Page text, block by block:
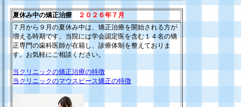
夏休み中の矯正治療
２０２６年７月
７月から９月の夏休み中は、矯正治療を開始される方が
増える時期です。当院には学会認定医を含む１４名の矯
正専門の歯科医師が在籍し、診療体制を整えておりま
す。お気軽にご相談ください。
当クリニックの矯正治療の特徴
当クリニックのマウスピース矯正の特徴